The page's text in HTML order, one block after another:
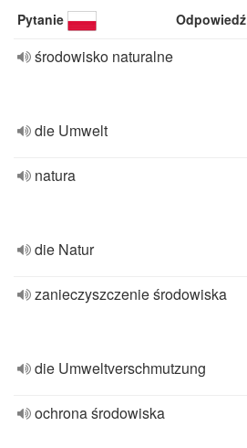
Pytanie Odpowiedź
środowisko naturalne
die Umwelt
natura
die Natur
zanieczyszczenie środowiska
die Umweltverschmutzung
ochrona środowiska